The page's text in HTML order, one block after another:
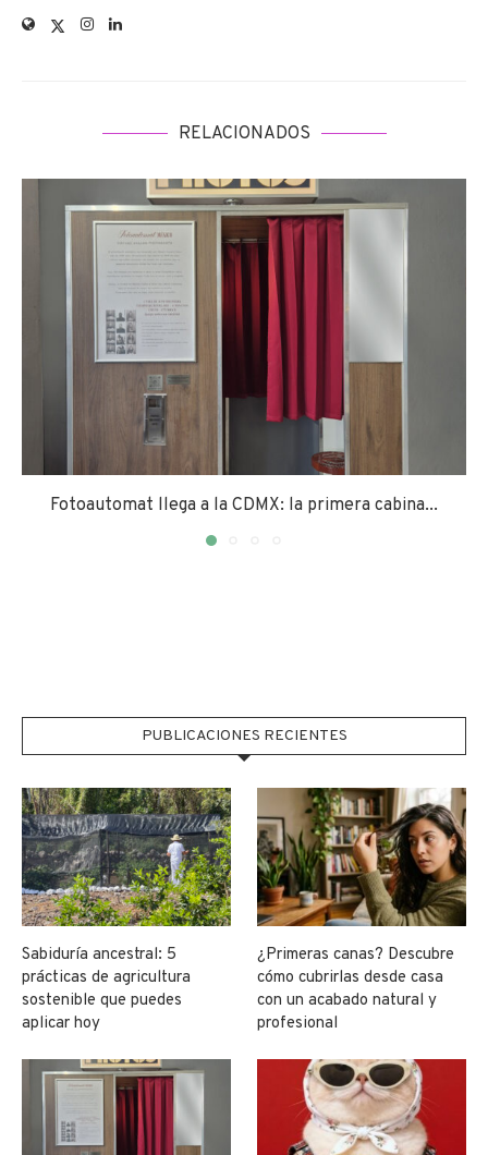
RELACIONADOS
Fotoautomat llega a la CDMX: la primera cabina...
PUBLICACIONES RECIENTES
Sabiduría ancestral: 5
prácticas de agricultura
sostenible que puedes
aplicar hoy
¿Primeras canas? Descubre
cómo cubrirlas desde casa
con un acabado natural y
profesional